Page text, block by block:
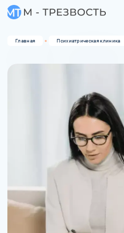
Главная Психиатрическая клиника